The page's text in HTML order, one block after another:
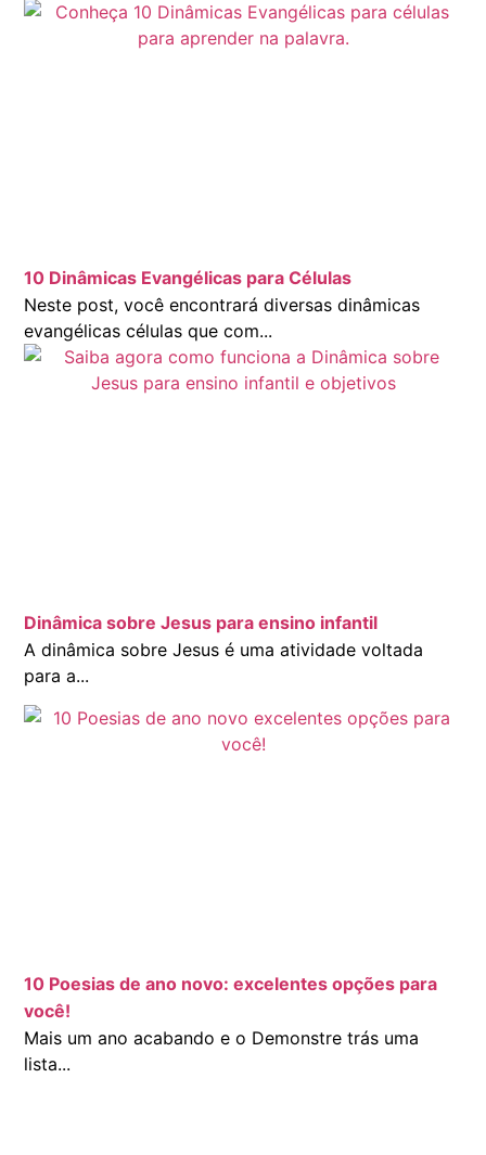
10 Dinâmicas Evangélicas para Células
Neste post, você encontrará diversas dinâmicas
evangélicas células que com...
Dinâmica sobre Jesus para ensino infantil
A dinâmica sobre Jesus é uma atividade voltada
para a...
10 Poesias de ano novo: excelentes opções para
você!
Mais um ano acabando e o Demonstre trás uma
lista...